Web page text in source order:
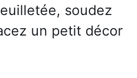
soudez
un petit décor